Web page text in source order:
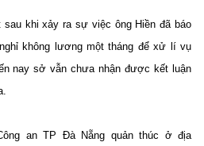
sau khi xảy ra sự việc ông Hiền đã báo
không lương một tháng để xử lí vụ
nay sở vẫn chưa nhận được kết luận
an TP Đà Nẵng quản thúc ở địa